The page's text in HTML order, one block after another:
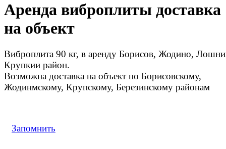
Аренда виброплиты доставка
на объект
Виброплита 90 кг, в аренду Борисов, Жодино,
Крупкии район.
Возможна доставка на объект по Борисовскому,
Жодинмскому, Крупскому, Березинскому районам
Запомнить